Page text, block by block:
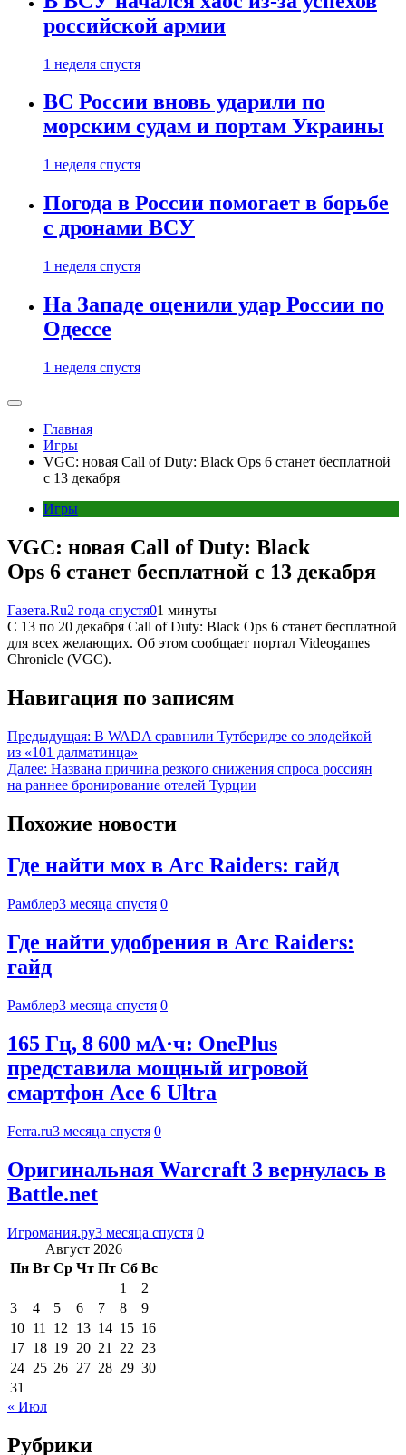
российской армии
1 неделя спустя
ВС России вновь ударили по
морским судам и портам Украины
1 неделя спустя
Погода в России помогает в борьбе
с дронами ВСУ
1 неделя спустя
На Западе оценили удар России по
Одессе
1 неделя спустя
Главная
Игры
VGC: новая Call of Duty: Black Ops 6 станет бесплатной
с 13 декабря
Игры
VGC: новая Call of Duty: Black
Ops 6 станет бесплатной с 13 декабря
Газета.Ru2 года спустя01 минуты
С 13 по 20 декабря Call of Duty: Black Ops 6 станет бесплатной
для всех желающих. Об этом сообщает портал Videogames
Chronicle (VGC).
Навигация по записям
Предыдущая: В WADA сравнили Тутберидзе со злодейкой
из «101 далматинца»
Далее: Названа причина резкого снижения спроса россиян
на раннее бронирование отелей Турции
Похожие новости
Где найти мох в Arc Raiders: гайд
Рамблер3 месяца спустя 0
Где найти удобрения в Arc Raiders:
гайд
Рамблер3 месяца спустя 0
165 Гц, 8 600 мА·ч: OnePlus
представила мощный игровой
смартфон Ace 6 Ultra
Ferra.ru3 месяца спустя 0
Оригинальная Warcraft 3 вернулась в
Battle.net
Игромания.ру3 месяца спустя 0
Август 2026
Пн Вт Ср Чт Пт Сб Вс
1
2
3
4 5 6 7 8
9
10 11 12 13 14 15 16
17 18 19 20 21 22 23
24 25 26 27 28 29 30
31
« Июл
Рубрики